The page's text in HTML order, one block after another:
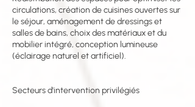
circulations, création de cuisines ouvertes sur
le séjour, aménagement de dressings et
salles de bains, choix des matériaux et du
mobilier intégré, conception lumineuse
(éclairage naturel et artificiel).
Secteurs d'intervention privilégiés